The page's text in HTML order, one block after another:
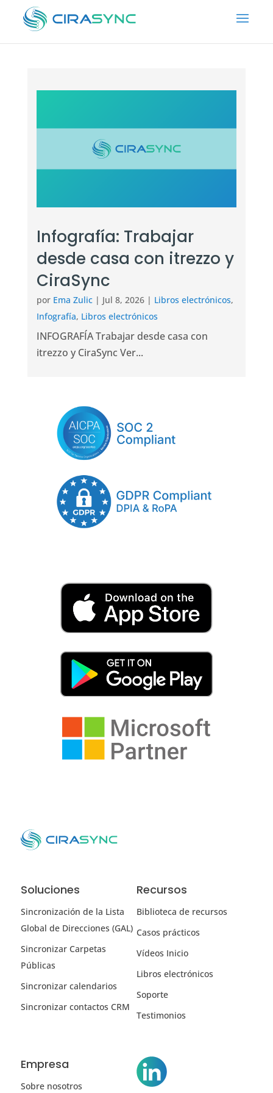
Infografía: Trabajar
desde casa con itrezzo y
CiraSync
por Ema Zulic| Jul 8, 2026| Libros electrónicos,
Infografía, Libros electrónicos
INFOGRAFÍA Trabajar desde casa con
itrezzo y CiraSync Ver...
Soluciones
Sincronización de la Lista
Global de Direcciones (GAL)
Sincronizar Carpetas
Públicas
Sincronizar calendarios
Sincronizar contactos CRM
Recursos
Biblioteca de recursos
Casos prácticos
Vídeos Inicio
Libros electrónicos
Soporte
Testimonios
Empresa
Sobre nosotros